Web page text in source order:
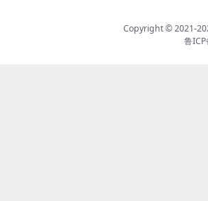
Copyright © 2021-
鲁